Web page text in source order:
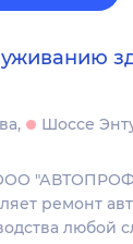
Шоссе
ремонт
любой